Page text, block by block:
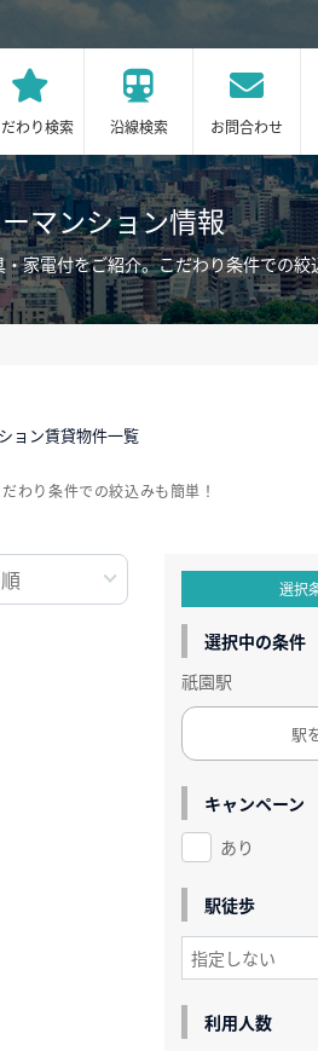
わり検索 沿線検索 お問合わせ
マンション情報
家電付をご紹介。こだわり条件での絞
ョン賃貸物件一覧
わり条件での絞込みも簡単！
選択
選択中の条件
祇園駅
駅
キャンペーン
あり
駅徒歩
利用人数